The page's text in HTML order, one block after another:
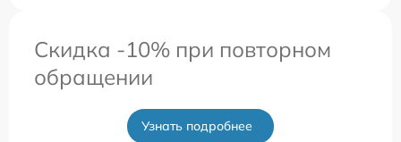
Скидка -10% при повторном
обращении
Узнать подробнее